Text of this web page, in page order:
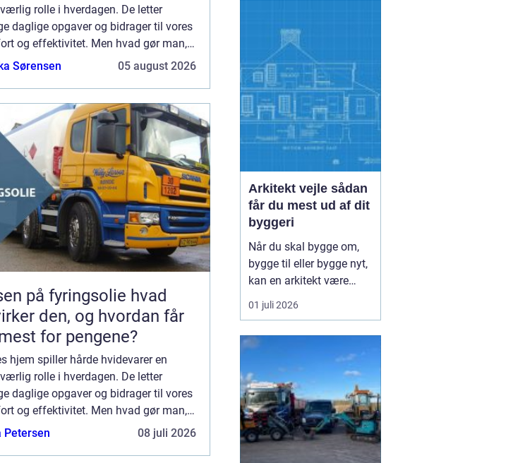
rolle i hverdagen. De letter
daglige opgaver og bidrager til vores
og effektivitet. Men hvad gør man,
begynder at svigte? Hvidevareservice
Sørensen 05 august 2026
på fyringsolie hvad
den, og hvordan får
for pengene?
hjem spiller hårde hvidevarer en
rolle i hverdagen. De letter
daglige opgaver og bidrager til vores
og effektivitet. Men hvad gør man,
begynder at svigte? Hvidevareservice
Petersen 08 juli 2026
Storkøbenhavn er
kravene til et asfaltfirma
høje. Trafikken er tung,
projekterne li...
Arkitekt vejle sådan
får du mest ud af dit
byggeri
Når du skal bygge om,
bygge til eller bygge nyt,
kan en arkitekt være
nøglen til et flot resultat,
der også fungerer i
omegn er interessen for
godt byggeri vokset
markant de seneste år,
og mange drømmer om
hjem, der både tager h...
01 juli 2026